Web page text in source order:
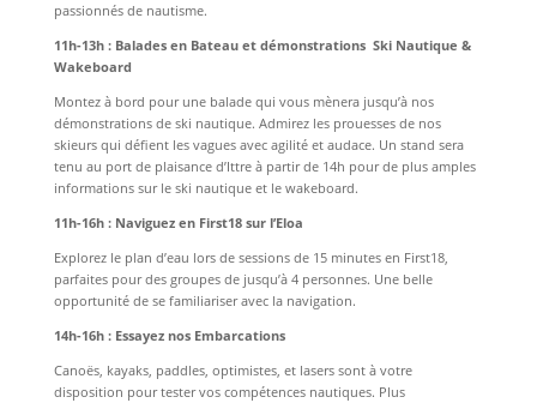
passionnés de nautisme.
11h-13h : Balades en Bateau et démonstrations Ski Nautique &
Wakeboard
Montez à bord pour une balade qui vous mènera jusqu’à nos
démonstrations de ski nautique. Admirez les prouesses de nos
skieurs qui défient les vagues avec agilité et audace. Un stand sera
tenu au port de plaisance d’Ittre à partir de 14h pour de plus amples
informations sur le ski nautique et le wakeboard.
11h-16h : Naviguez en First18 sur l’Eloa
Explorez le plan d’eau lors de sessions de 15 minutes en First18,
parfaites pour des groupes de jusqu’à 4 personnes. Une belle
opportunité de se familiariser avec la navigation.
14h-16h : Essayez nos Embarcations
Canoës, kayaks, paddles, optimistes, et lasers sont à votre
disposition pour tester vos compétences nautiques. Plus